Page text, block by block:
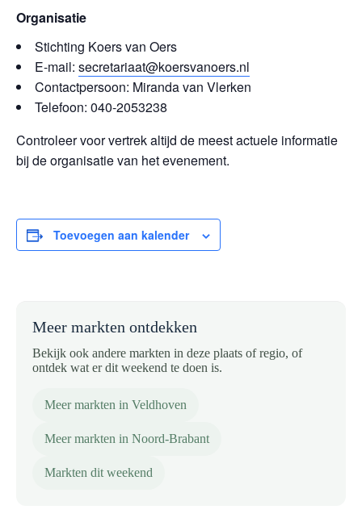
Organisatie
Stichting Koers van Oers
E-mail: secretariaat@koersvanoers.nl
Contactpersoon: Miranda van Vlerken
Telefoon: 040-2053238
Controleer voor vertrek altijd de meest actuele informatie
bij de organisatie van het evenement.
Toevoegen aan kalender
Meer markten ontdekken
Bekijk ook andere markten in deze plaats of regio, of
ontdek wat er dit weekend te doen is.
Meer markten in Veldhoven
Meer markten in Noord-Brabant
Markten dit weekend